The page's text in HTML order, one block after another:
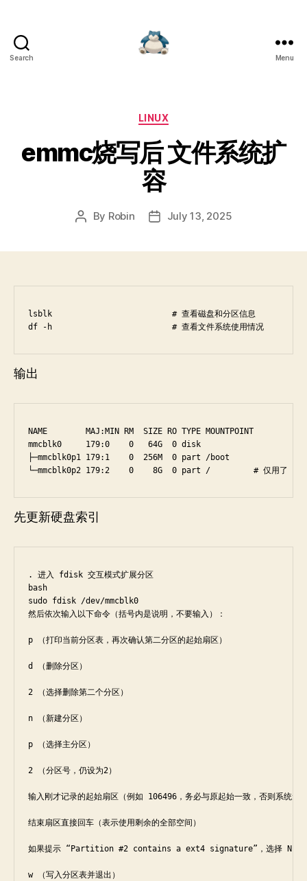
Search
领
域
Menu
Categories
LINUX
emmc烧写后 文件系统扩
容
Post
By Robin
PostJuly 13, 2025
lsblk                         # 查看磁盘和分区信息
df -h                         # 查看文件系统使用情况
输出
NAME        MAJ:MIN RM  SIZE RO TYPE MOUNTPOINT
mmcblk0     179:0    0   64G  0 disk
├─mmcblk0p1 179:1    0  256M  0 part /boot
└─mmcblk0p2 179:2    0    8G  0 part /         # 仅用了 8G，
先更新硬盘索引
. 进入 fdisk 交互模式扩展分区
bash
sudo fdisk /dev/mmcblk0
然后依次输入以下命令（括号内是说明，不要输入）：
p （打印当前分区表，再次确认第二分区的起始扇区）
d （删除分区）
2 （选择删除第二个分区）
n （新建分区）
p （选择主分区）
2 （分区号，仍设为2）
输入刚才记录的起始扇区（例如 106496，务必与原起始一致，否则系统无
结束扇区直接回车（表示使用剩余的全部空间）
如果提示 “Partition #2 contains a ext4 signature”，选择 N（不
w （写入分区表并退出）